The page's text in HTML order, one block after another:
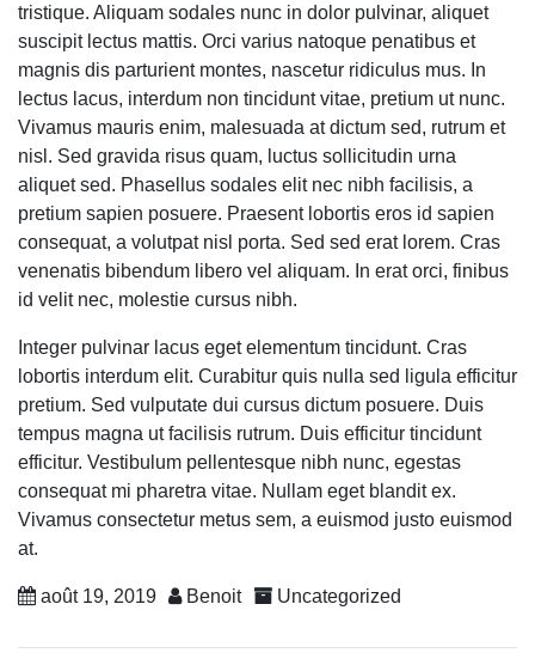
tristique. Aliquam sodales nunc in dolor pulvinar, aliquet
suscipit lectus mattis. Orci varius natoque penatibus et
magnis dis parturient montes, nascetur ridiculus mus. In
lectus lacus, interdum non tincidunt vitae, pretium ut nunc.
Vivamus mauris enim, malesuada at dictum sed, rutrum et
nisl. Sed gravida risus quam, luctus sollicitudin urna
aliquet sed. Phasellus sodales elit nec nibh facilisis, a
pretium sapien posuere. Praesent lobortis eros id sapien
consequat, a volutpat nisl porta. Sed sed erat lorem. Cras
venenatis bibendum libero vel aliquam. In erat orci, finibus
id velit nec, molestie cursus nibh.
Integer pulvinar lacus eget elementum tincidunt. Cras
lobortis interdum elit. Curabitur quis nulla sed ligula efficitur
pretium. Sed vulputate dui cursus dictum posuere. Duis
tempus magna ut facilisis rutrum. Duis efficitur tincidunt
efficitur. Vestibulum pellentesque nibh nunc, egestas
consequat mi pharetra vitae. Nullam eget blandit ex.
Vivamus consectetur metus sem, a euismod justo euismod
at.
août 19, 2019 Benoit Uncategorized